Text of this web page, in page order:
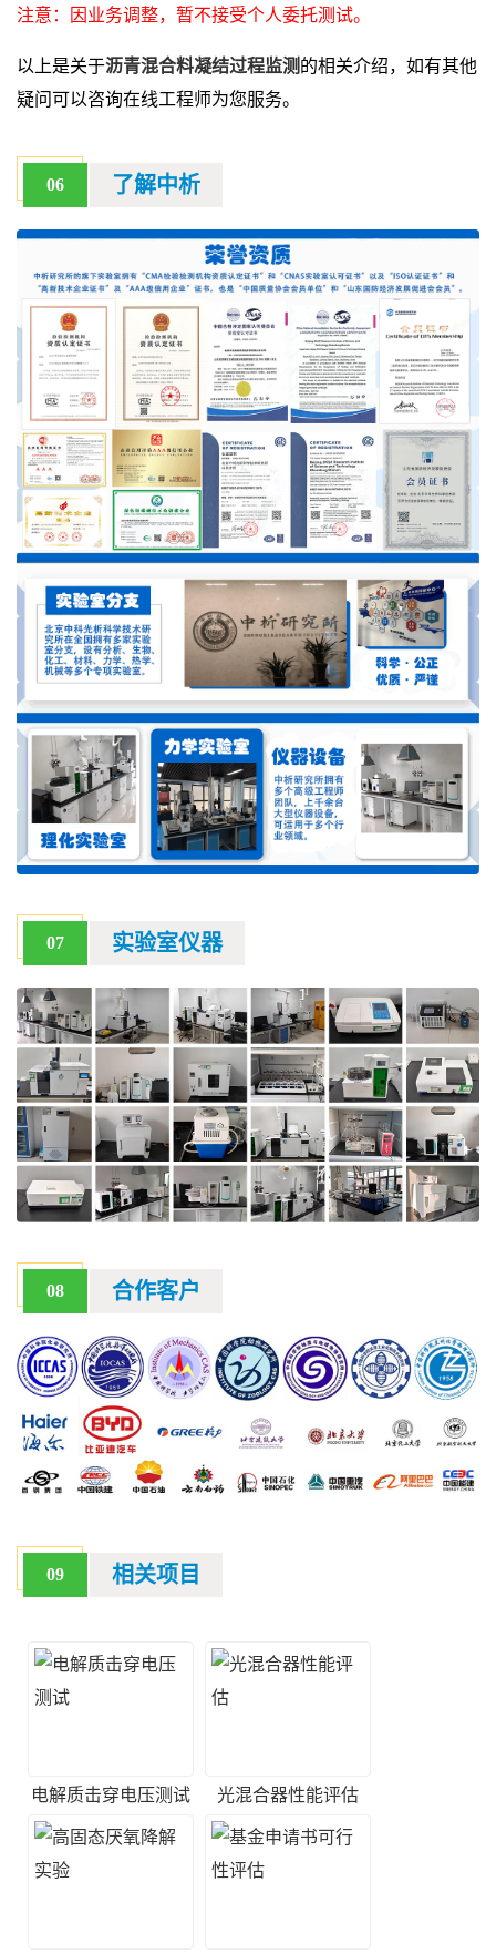
注意：因业务调整，暂不接受个人委托测试。
以上是关于沥青混合料凝结过程监测 的相关介绍，如有其他
疑问可以咨询在线工程师为您服务。
06 了解中析
07 实验室仪器
08 合作客户
09 相关项目
电解质击穿电压测试 光混合器性能评估